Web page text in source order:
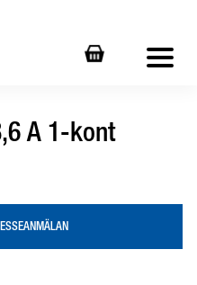
A 1-kont